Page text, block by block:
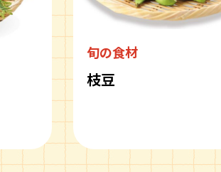
旬の食材
枝豆